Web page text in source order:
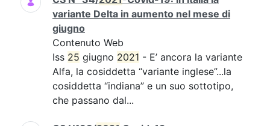
variante Delta in aumento nel mese di
giugno
Contenuto Web
Iss 25 giugno 2021 - E’ ancora la variante
Alfa, la cosiddetta “variante inglese”...la
cosiddetta “indiana” e un suo sottotipo,
che passano dal...